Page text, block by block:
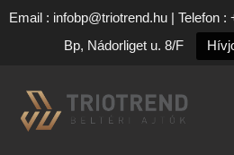
Email : infobp@triotrend.hu | Telefon
Bp, Nádorliget u. 8/F